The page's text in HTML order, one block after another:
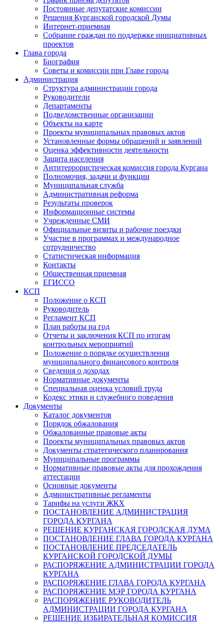
Постоянные депутатские комиссии
Решения Курганской городской Думы
Интернет-приемная
Собрание граждан по поддержке инициативных
проектов
Глава города
Биография
Советы и комиссии при Главе города
Администрация
Структура администрации города
Руководители
Департаменты
Подведомственные организации
Объекты на карте
Проекты муниципальных правовых актов
Установленные формы обращений и заявлений
Оценка эффективности деятельности
Защита населения
Антитеррористическая комиссия города Кургана
Полномочия, задачи и функции
Муниципальная служба
Административная реформа
Результаты проверок
Информационные системы
Учрежденные СМИ
Официальные визиты и рабочие поездки
Участие в программах и международное
сотрудничество
Статистическая информация
Контакты
Общественная приемная
ЕГИССО
КСП
Положение о КСП
Руководитель
Регламент КСП
План работы на год
Отчеты и заключения КСП по итогам
контрольных мероприятий
Положение о порядке осуществления
муниципального финансового контроля
Сведения о доходах
Нормативные документы
Специальная оценка условий труда
Кодекс этики и служебного поведения
Документы
Каталог документов
Порядок обжалования
Обжалованные правовые акты
Проекты муниципальных правовых актов
Документы стратегического планирования
Муниципальные программы
Нормативные правовые акты для прохождения
аттестации
Основные документы
Административные регламенты
Тарифы на услуги ЖКХ
ПОСТАНОВЛЕНИЕ АДМИНИСТРАЦИЯ
ГОРОДА КУРГАНА
РЕШЕНИЕ КУРГАНСКАЯ ГОРОДСКАЯ ДУМА
ПОСТАНОВЛЕНИЕ ГЛАВА ГОРОДА КУРГАНА
ПОСТАНОВЛЕНИЕ ПРЕДСЕДАТЕЛЬ
КУРГАНСКОЙ ГОРОДСКОЙ ДУМЫ
РАСПОРЯЖЕНИЕ АДМИНИСТРАЦИИ ГОРОДА
КУРГАНА
РАСПОРЯЖЕНИЕ ГЛАВА ГОРОДА КУРГАНА
РАСПОРЯЖЕНИЕ МЭР ГОРОДА КУРГАНА
РАСПОРЯЖЕНИЕ РУКОВОДИТЕЛЬ
АДМИНИСТРАЦИИ ГОРОДА КУРГАНА
РЕШЕНИЕ ИЗБИРАТЕЛЬНАЯ КОМИССИЯ